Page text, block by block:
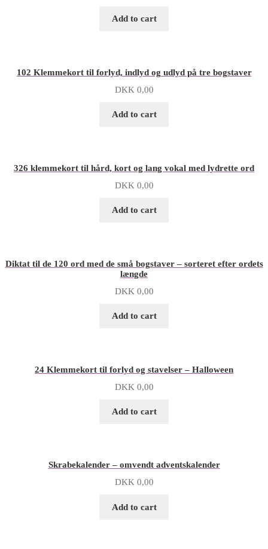
Add to cart
102 Klemmekort til forlyd, indlyd og udlyd på tre bogstaver
DKK 0,00
Add to cart
326 klemmekort til hård, kort og lang vokal med lydrette ord
DKK 0,00
Add to cart
Diktat til de 120 ord med de små bogstaver – sorteret efter ordets
længde
DKK 0,00
Add to cart
24 Klemmekort til forlyd og stavelser – Halloween
DKK 0,00
Add to cart
Skrabekalender – omvendt adventskalender
DKK0,00
Add to cart